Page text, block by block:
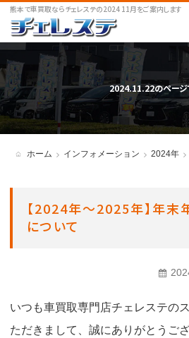
熊本で車買取ならチェレステの2024 11月をご案内します
2024.11.22のページ
ホーム インフォメーション 2024年
【2024年〜2025年】年末
について
いつも車買取専門店チェレステの
ただきまして、誠にありがとうござ